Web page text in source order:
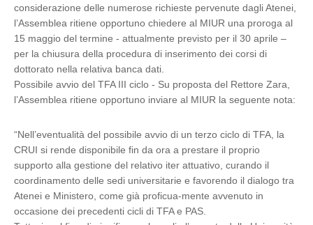
considerazione delle numerose richieste pervenute dagli Atenei,
l’Assemblea ritiene opportuno chiedere al MIUR una proroga al
15 maggio del termine - attualmente previsto per il 30 aprile –
per la chiusura della procedura di inserimento dei corsi di
dottorato nella relativa banca dati.
Possibile avvio del TFA III ciclo - Su proposta del Rettore Zara,
l’Assemblea ritiene opportuno inviare al MIUR la seguente nota:
“Nell’eventualità del possibile avvio di un terzo ciclo di TFA, la
CRUI si rende disponibile fin da ora a prestare il proprio
supporto alla gestione del relativo iter attuativo, curando il
coordinamento delle sedi universitarie e favorendo il dialogo tra
Atenei e Ministero, come già proficua-mente avvenuto in
occasione dei precedenti cicli di TFA e PAS.